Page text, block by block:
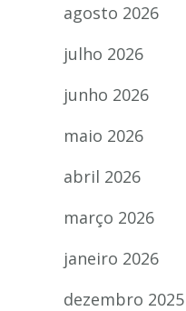
agosto 2026
julho 2026
junho 2026
maio 2026
abril 2026
março 2026
janeiro 2026
dezembro 2025